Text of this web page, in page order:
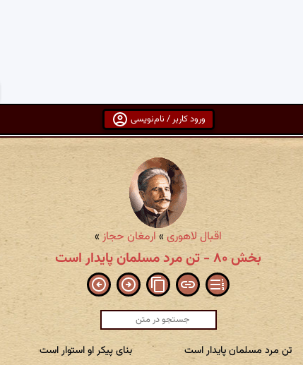
ورود کاربر / نام‌نویسی
اقبال لاهوری» ارمغان حجاز»
بخش ۸۰ - تن مرد مسلمان پایدار است
تن مرد مسلمان پایدار است
بنای پیکر او استوار است